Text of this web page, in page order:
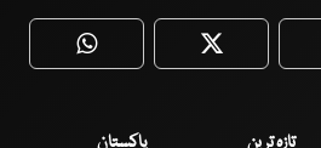
WhatsApp Twitter